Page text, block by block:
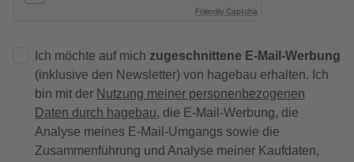
Friendly Captcha
Ich möchte auf mich zugeschnittene E-Mail-Werbung
(inklusive den Newsletter) von hagebau erhalten. Ich
bin mit der Nutzung meiner personenbezogenen
Daten durch hagebau, die E-Mail-Werbung, die
Analyse meines E-Mail-Umgangs sowie die
Zusammenführung und Analyse meiner Kaufdaten,